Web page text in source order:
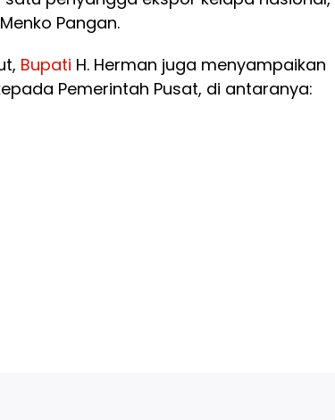
Pangan.
Bupati H. Herman juga menyampaikan
Pemerintah Pusat, di antaranya: